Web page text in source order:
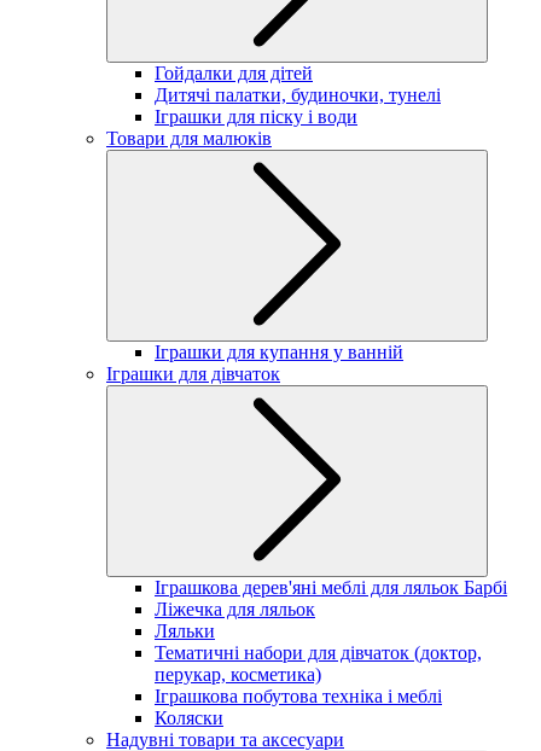
Гойдалки для дітей
Дитячі палатки, будиночки, тунелі
Іграшки для піску і води
Товари для малюків
Іграшки для купання у ванній
Іграшки для дівчаток
Іграшкова дерев'яні меблі для ляльок Барбі
Ліжечка для ляльок
Ляльки
Тематичні набори для дівчаток (доктор,
перукар, косметика)
Іграшкова побутова техніка і меблі
Коляски
Надувні товари та аксесуари